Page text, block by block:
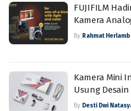
FUJIFILM
Kamera
By Rahmat
Kamera Mini
Usung
By Desti Dwi